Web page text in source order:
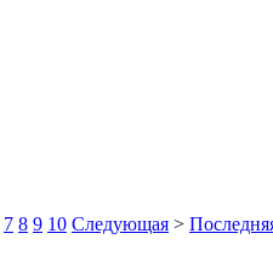
7 8 9 10 Следующая >